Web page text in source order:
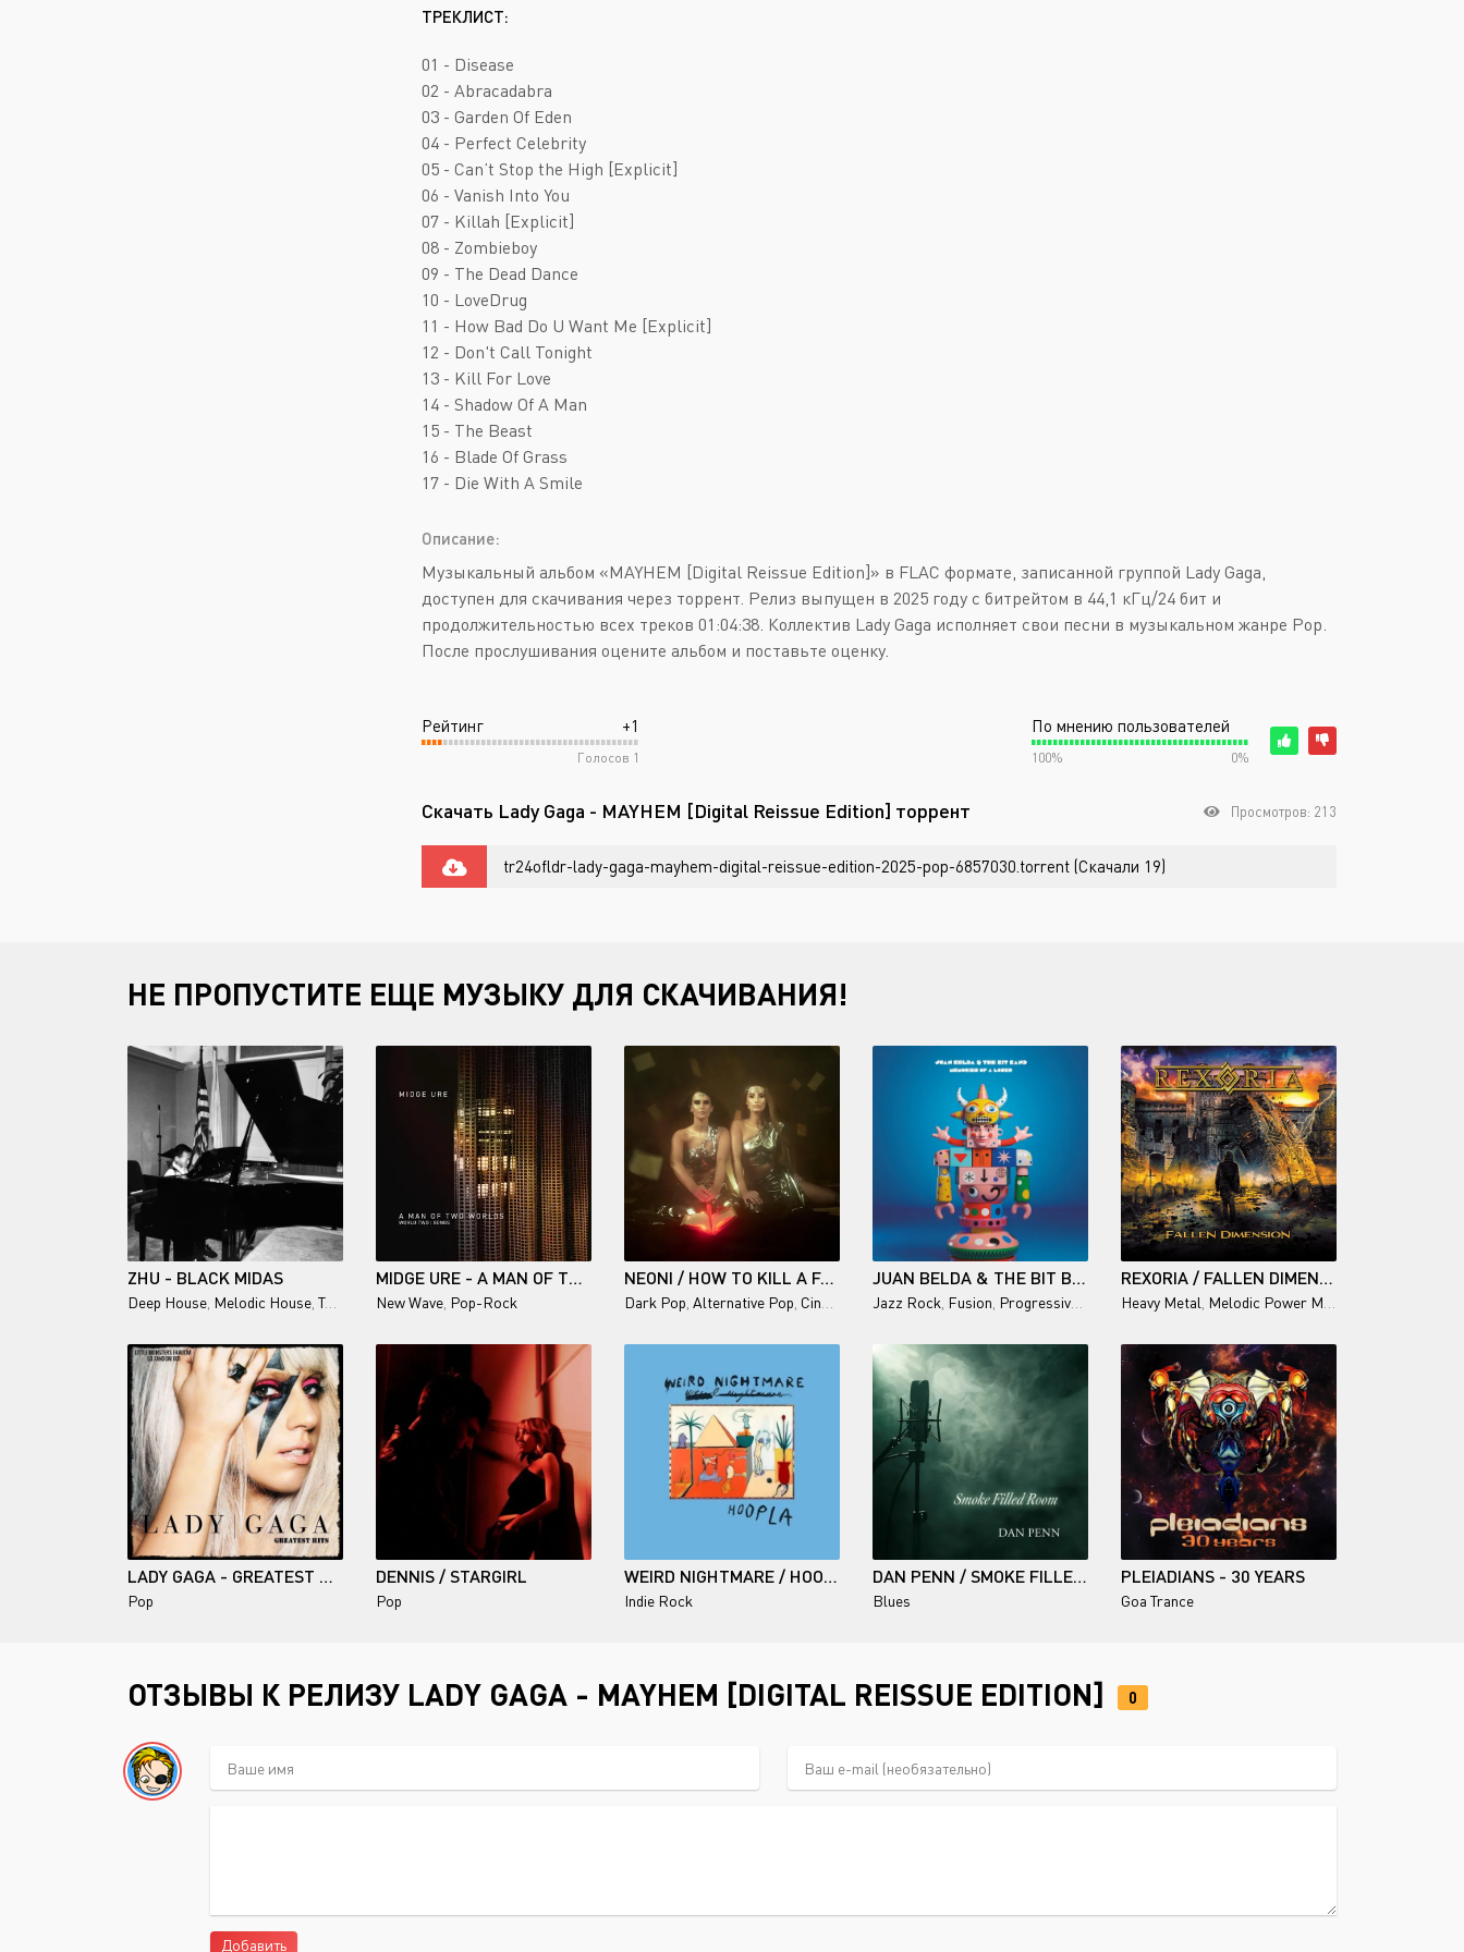
Doom Metal
Folk Metal
Gothic Metal
Groove Metal
Melodic Death Metal
ТРЕКЛИСТ:
01 - Disease
02 - Abracadabra
03 - Garden Of Eden
04 - Perfect Celebrity
05 - Can’t Stop the High [Explicit]
06 - Vanish Into You
07 - Killah [Explicit]
08 - Zombieboy
09 - The Dead Dance
10 - LoveDrug
11 - How Bad Do U Want Me [Explicit]
12 - Don't Call Tonight
13 - Kill For Love
14 - Shadow Of A Man
15 - The Beast
16 - Blade Of Grass
17 - Die With A Smile
Описание:
Музыкальный альбом «MAYHEM [Digital Reissue Edition]» в FLAC формате, записанной группой Lady Gaga,
доступен для скачивания через торрент. Релиз выпущен в 2025 году с битрейтом в 44,1 кГц/24 бит и
продолжительностью всех треков 01:04:38. Коллектив Lady Gaga исполняет свои песни в музыкальном жанре Pop.
После прослушивания оцените альбом и поставьте оценку.
Рейтинг +1
Голосов 1
По мнению пользователей
100% 0%
Скачать Lady Gaga - MAYHEM [Digital Reissue Edition] торрент Просмотров: 213
tr24ofldr-lady-gaga-mayhem-digital-reissue-edition-2025-pop-6857030.torrent (Скачали 19)
НЕ ПРОПУСТИТЕ ЕЩЕ МУЗЫКУ ДЛЯ СКАЧИВАНИЯ!
ZHU - BLACK MIDAS
Deep House Melodic House Techno
MIDGE URE - A MAN OF TWO WORLDS WORLD ONE: SONGS
New Wave Pop-Rock
NEONI / HOW TO KILL A FAIRYTALE
Dark Pop Alternative Pop Cinematic Pop ,Electro-Rock
JUAN BELDA & THE BIT BAND / MEMORIES OF A LOSER
Jazz Rock Fusion Progressive Rock
REXORIA / FALLEN DIMENSION
Heavy Metal Melodic Power Metal
LADY GAGA - GREATEST HITS (2026)
Pop
DENNIS / STARGIRL
Pop
WEIRD NIGHTMARE / HOOPLA
Indie Rock
DAN PENN / SMOKE FILLED ROOM
Blues
PLEIADIANS - 30 YEARS
Goa Trance
ОТЗЫВЫ К РЕЛИЗУ LADY GAGA - MAYHEM [DIGITAL REISSUE EDITION] 0
Добавить